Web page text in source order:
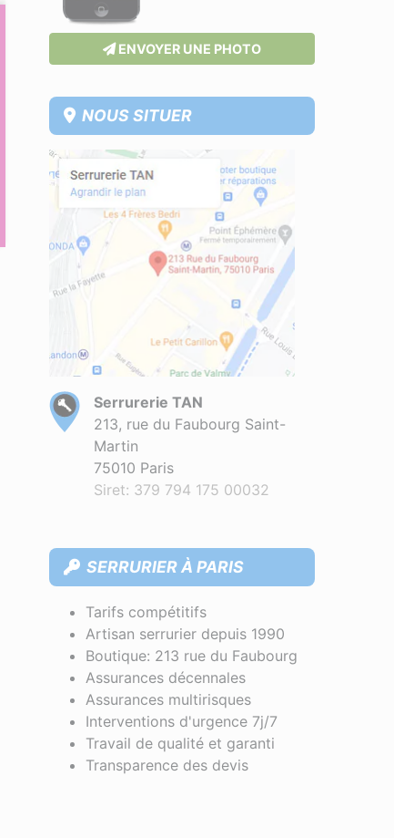
ENVOYER UNE PHOTO
NOUS SITUER
Serrurerie TAN
213, rue du Faubourg Saint-
Martin
75010 Paris
Siret: 379 794 175 00032
SERRURIER À PARIS
Tarifs compétitifs
Artisan serrurier depuis 1990
Boutique: 213 rue du Faubourg
Assurances décennales
Assurances multirisques
Interventions d'urgence 7j/7
Travail de qualité et garanti
Transparence des devis